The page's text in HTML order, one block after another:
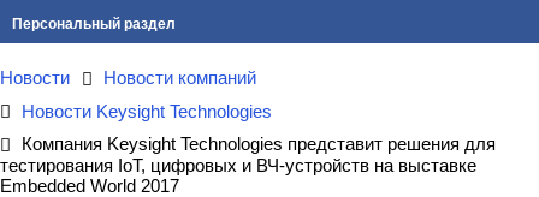
Персональный раздел
Новости
Новости компаний
Новости Keysight Technologies
Компания Keysight Technologies представит решения для
тестирования IoT, цифровых и ВЧ-устройств на выставке
Embedded World 2017